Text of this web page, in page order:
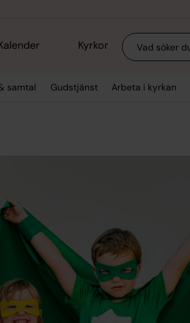
Kyrkor Sök
samtal Gudstjänst Arbeta i kyrkan